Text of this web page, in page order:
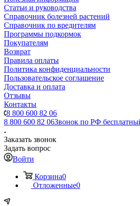
Статьи и руководства
Справочник болезней растений
Справочник по вредителям
Программы подкормок
Покупателям
Возврат
Правила оплаты
Политика конфиденциальности
Пользовательское соглашение
Доставка и оплата
Отзывы
Контакты
8 800 600 82 06
8 800 600 82 06Звонок по РФ
Заказать звонок
Задать вопрос
Войти
Корзина0
Отложенные0